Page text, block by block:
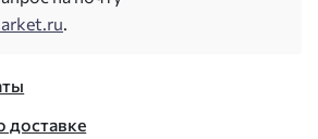
доставке